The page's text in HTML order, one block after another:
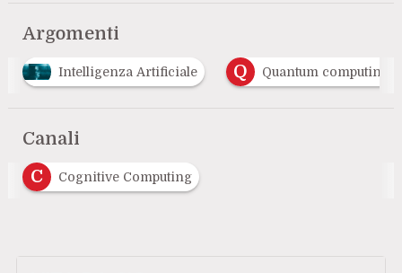
Argomenti
Intelligenza Artificiale Q Quantum computing
Canali
C
Cognitive Computing